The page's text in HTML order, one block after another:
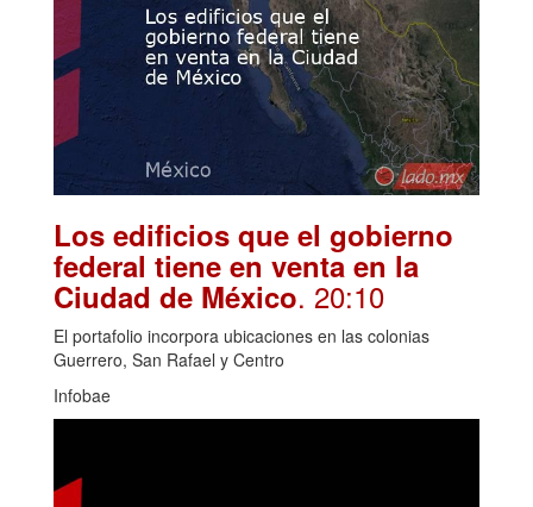
Los edificios que el gobierno
federal tiene en venta en la
Ciudad de México. 20:10
El portafolio incorpora ubicaciones en las colonias
Guerrero, San Rafael y Centro
Infobae